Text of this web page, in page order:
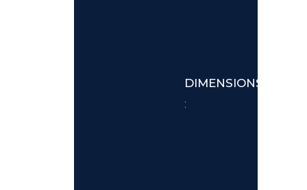
DIMENSIONS
: